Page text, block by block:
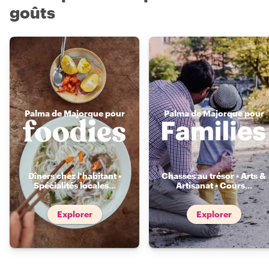
goûts
Palma de Majorque pour
Dîners chez l'habitant •
Spécialités locales...
Explorer
Palma de Majorque pour
Chasses au trésor • Arts &
Artisanat • Cours...
Explorer